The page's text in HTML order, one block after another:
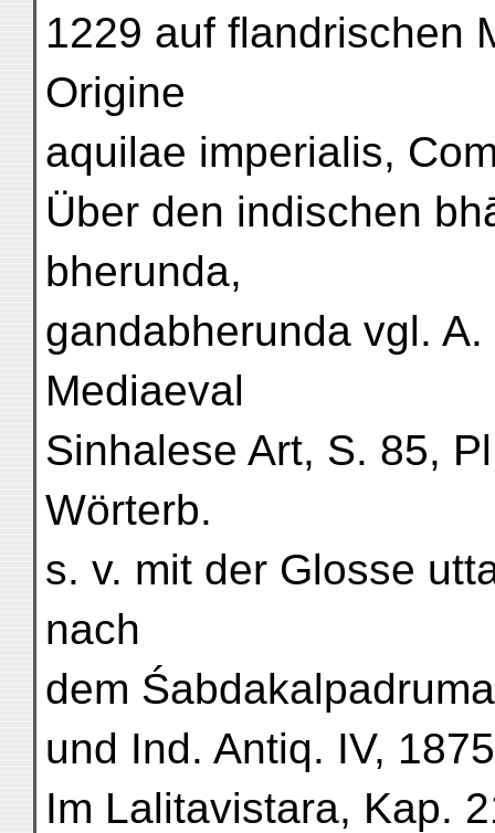
1229 auf flandrischen
Origine
aquilae imperialis,
Über den indischen
bherunda,
gandabherunda vgl.
Mediaeval
Sinhalese Art, S. 85,
Wörterb.
s. v. mit der Glosse
nach
dem
und Ind. Antiq. IV,
Im Lalitavistara, Kap.